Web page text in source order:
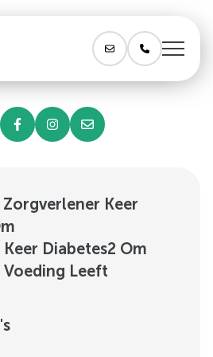
Keer
Diabetes2 Om
Voeding Leeft